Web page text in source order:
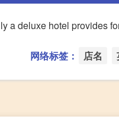
deluxe hotel provides
网络标签： 店名